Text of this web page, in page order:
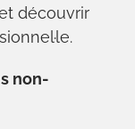
découvrir
non-